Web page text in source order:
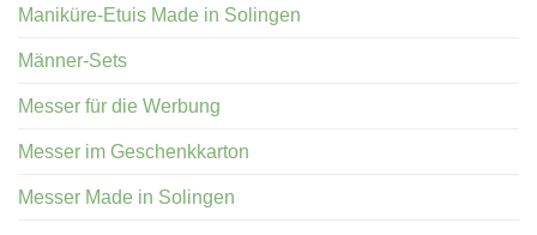
Maniküre-Etuis Made in Solingen
Männer-Sets
Messer für die Werbung
Messer im Geschenkkarton
Messer Made in Solingen